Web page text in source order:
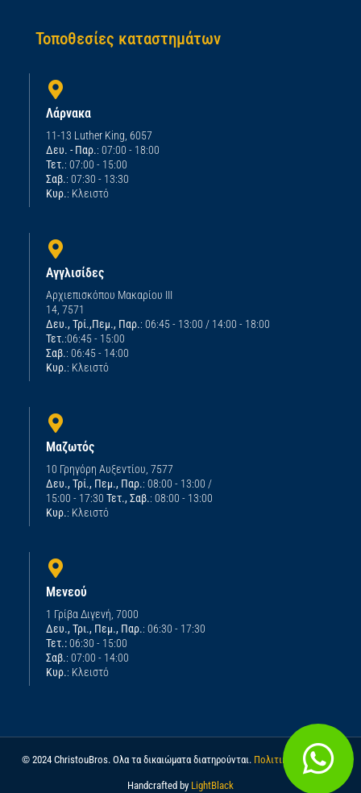
Τοποθεσίες καταστημάτων
Λάρνακα
11-13 Luther King, 6057
Δευ. - Παρ.: 07:00 - 18:00
Τετ.: 07:00 - 15:00
Σαβ.: 07:30 - 13:30
Κυρ.: Κλειστό
Αγγλισίδες
Αρχιεπισκόπου Μακαρίου ΙΙΙ
14, 7571
Δευ., Τρί.,Πεμ., Παρ.: 06:45 - 13:00 / 14:00 - 18:00
Τετ.:06:45 - 15:00
Σαβ.: 06:45 - 14:00
Κυρ.: Κλειστό
Μαζωτός
10 Γρηγόρη Αυξεντίου, 7577
Δευ., Τρί., Πεμ., Παρ.: 08:00 - 13:00 /
15:00 - 17:30 Τετ., Σαβ.: 08:00 - 13:00
Κυρ.: Κλειστό
Μενεού
1 Γρίβα Διγενή, 7000
Δευ., Τρι., Πεμ., Παρ.: 06:30 - 17:30
Τετ.:06:30 - 15:00
Σαβ.: 07:00 - 14:00
Κυρ.: Κλειστό
© 2024 ChristouBros. Ολα τα δικαιώματα διατηρούνται. Πολιτική απορρήτου
Handcrafted by LightBlack